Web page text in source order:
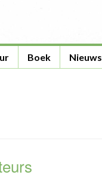
Boek Nieuws